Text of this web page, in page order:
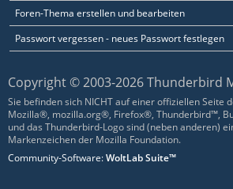
Foren-Thema erstellen und bearbeiten
Passwort vergessen - neues Passwort festlegen
Copyright © 2003-2026 Thunderbird
Sie befinden sich NICHT auf einer offiziellen Seite
Mozilla®, mozilla.org®, Firefox®, Thunderbird™,
und das Thunderbird-Logo sind (neben anderen)
Markenzeichen der Mozilla Foundation.
Community-Software:WoltLab Suite™